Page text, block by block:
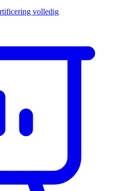
volledig